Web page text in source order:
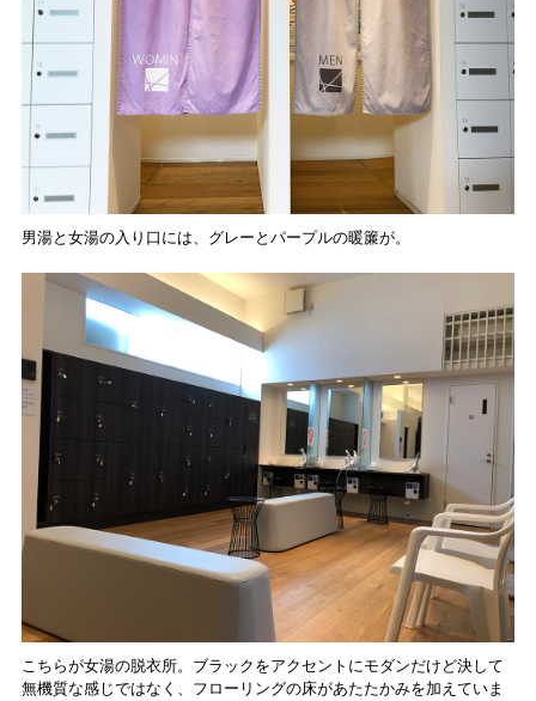
男湯と女湯の入り口には、グレーとパープルの暖簾が。
こちらが女湯の脱衣所。ブラックをアクセントにモダンだけど決して
無機質な感じではなく、フローリングの床があたたかみを加えていま